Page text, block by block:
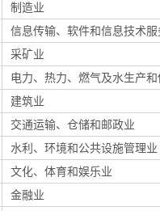
制造业
信息传输、软件和信息技术服
采矿业
电力、热力、燃气及水生产
建筑业
交通运输、仓储和邮政业
水利、环境和公共设施管理业
文化、体育和娱乐业
金融业